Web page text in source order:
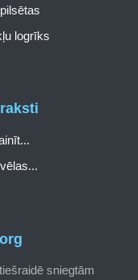
sniegtām
logrīks